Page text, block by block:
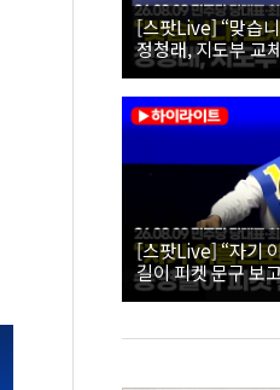
[스팟Live] “맞습
정청래, 지도부 교
26.08.09 더불어민
보 대구·경북 합동
[스팟Live] “자기
길이 피켓 문구 보
더불어민주당 당대